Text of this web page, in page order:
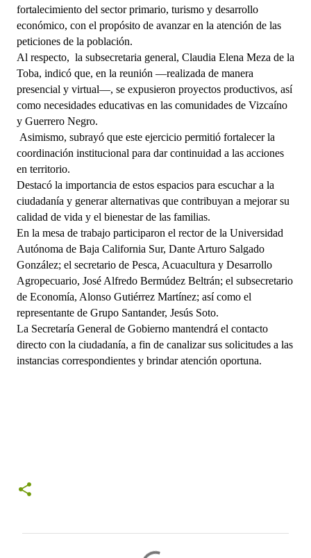
fortalecimiento del sector primario, turismo y desarrollo
económico, con el propósito de avanzar en la atención de las
peticiones de la población.
Al respecto, la subsecretaria general, Claudia Elena Meza de la
Toba, indicó que, en la reunión —realizada de manera
presencial y virtual—, se expusieron proyectos productivos, así
como necesidades educativas en las comunidades de Vizcaíno
y Guerrero Negro.
Asimismo, subrayó que este ejercicio permitió fortalecer la
coordinación institucional para dar continuidad a las acciones
en territorio.
Destacó la importancia de estos espacios para escuchar a la
ciudadanía y generar alternativas que contribuyan a mejorar su
calidad de vida y el bienestar de las familias.
En la mesa de trabajo participaron el rector de la Universidad
Autónoma de Baja California Sur, Dante Arturo Salgado
González; el secretario de Pesca, Acuacultura y Desarrollo
Agropecuario, José Alfredo Bermúdez Beltrán; el subsecretario
de Economía, Alonso Gutiérrez Martínez; así como el
representante de Grupo Santander, Jesús Soto.
La Secretaría General de Gobierno mantendrá el contacto
directo con la ciudadanía, a fin de canalizar sus solicitudes a las
instancias correspondientes y brindar atención oportuna.